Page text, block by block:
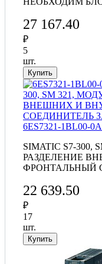
27 167.40
₽
5
шт.
6ES7321-1BL00-
SIMATIC S7-
РАЗДЕЛЕНИЕ
ФРОНТАЛЬНЫЙ
22 639.50
₽
17
шт.